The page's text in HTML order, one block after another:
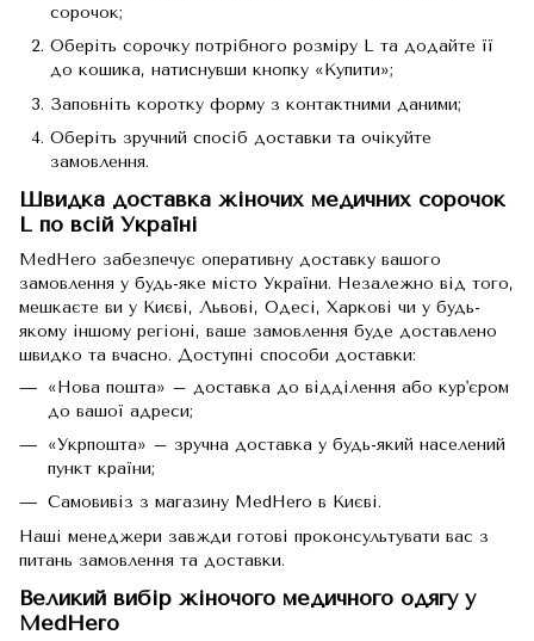
сорочок;
Оберіть сорочку потрібного розміру L та додайте її
до кошика, натиснувши кнопку «Купити»;
Заповніть коротку форму з контактними даними;
Оберіть зручний спосіб доставки та очікуйте
замовлення.
Швидка доставка жіночих медичних сорочок
L по всій Україні
MedHero забезпечує оперативну доставку вашого
замовлення у будь-яке місто України. Незалежно від того,
мешкаєте ви у Києві, Львові, Одесі, Харкові чи у будь-
якому іншому регіоні, ваше замовлення буде доставлено
швидко та вчасно. Доступні способи доставки:
«Нова пошта» – доставка до відділення або кур'єром
до вашої адреси;
«Укрпошта» – зручна доставка у будь-який населений
пункт країни;
Самовивіз з магазину MedHero в Києві.
Наші менеджери завжди готові проконсультувати вас з
питань замовлення та доставки.
Великий вибір жіночого медичного одягу у
MedHero